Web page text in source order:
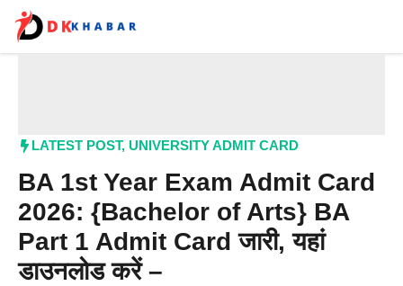
content
LATEST POST, UNIVERSITY ADMIT CARD
BA 1st Year Exam Admit Card
2026: {Bachelor of Arts} BA
Part 1 Admit Card जारी, यहां
डाउनलोड करें –